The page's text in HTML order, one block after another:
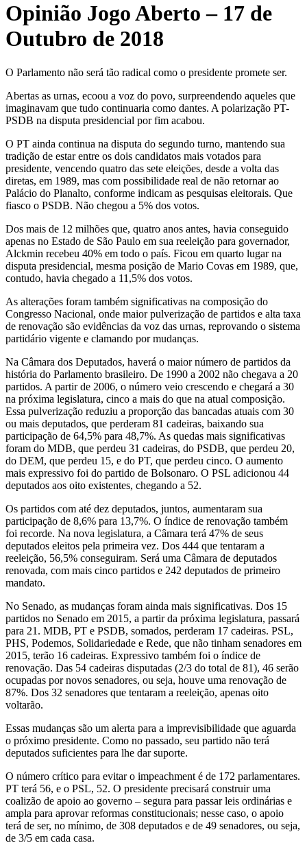
Opinião Jogo Aberto – 17 de
Outubro de 2018
O Parlamento não será tão radical como o presidente promete ser.
Abertas as urnas, ecoou a voz do povo, surpreendendo aqueles que
imaginavam que tudo continuaria como dantes. A polarização PT-
PSDB na disputa presidencial por fim acabou.
O PT ainda continua na disputa do segundo turno, mantendo sua
tradição de estar entre os dois candidatos mais votados para
presidente, vencendo quatro das sete eleições, desde a volta das
diretas, em 1989, mas com possibilidade real de não retornar ao
Palácio do Planalto, conforme indicam as pesquisas eleitorais. Que
fiasco o PSDB. Não chegou a 5% dos votos.
Dos mais de 12 milhões que, quatro anos antes, havia conseguido
apenas no Estado de São Paulo em sua reeleição para governador,
Alckmin recebeu 40% em todo o país. Ficou em quarto lugar na
disputa presidencial, mesma posição de Mario Covas em 1989, que,
contudo, havia chegado a 11,5% dos votos.
As alterações foram também significativas na composição do
Congresso Nacional, onde maior pulverização de partidos e alta taxa
de renovação são evidências da voz das urnas, reprovando o sistema
partidário vigente e clamando por mudanças.
Na Câmara dos Deputados, haverá o maior número de partidos da
história do Parlamento brasileiro. De 1990 a 2002 não chegava a 20
partidos. A partir de 2006, o número veio crescendo e chegará a 30
na próxima legislatura, cinco a mais do que na atual composição.
Essa pulverização reduziu a proporção das bancadas atuais com 30
ou mais deputados, que perderam 81 cadeiras, baixando sua
participação de 64,5% para 48,7%. As quedas mais significativas
foram do MDB, que perdeu 31 cadeiras, do PSDB, que perdeu 20,
do DEM, que perdeu 15, e do PT, que perdeu cinco. O aumento
mais expressivo foi do partido de Bolsonaro. O PSL adicionou 44
deputados aos oito existentes, chegando a 52.
Os partidos com até dez deputados, juntos, aumentaram sua
participação de 8,6% para 13,7%. O índice de renovação também
foi recorde. Na nova legislatura, a Câmara terá 47% de seus
deputados eleitos pela primeira vez. Dos 444 que tentaram a
reeleição, 56,5% conseguiram. Será uma Câmara de deputados
renovada, com mais cinco partidos e 242 deputados de primeiro
mandato.
No Senado, as mudanças foram ainda mais significativas. Dos 15
partidos no Senado em 2015, a partir da próxima legislatura, passará
para 21. MDB, PT e PSDB, somados, perderam 17 cadeiras. PSL,
PHS, Podemos, Solidariedade e Rede, que não tinham senadores em
2015, terão 16 cadeiras. Expressivo também foi o índice de
renovação. Das 54 cadeiras disputadas (2/3 do total de 81), 46 serão
ocupadas por novos senadores, ou seja, houve uma renovação de
87%. Dos 32 senadores que tentaram a reeleição, apenas oito
voltarão.
Essas mudanças são um alerta para a imprevisibilidade que aguarda
o próximo presidente. Como no passado, seu partido não terá
deputados suficientes para lhe dar suporte.
O número crítico para evitar o impeachment é de 172 parlamentares.
PT terá 56, e o PSL, 52. O presidente precisará construir uma
coalizão de apoio ao governo – segura para passar leis ordinárias e
ampla para aprovar reformas constitucionais; nesse caso, o apoio
terá de ser, no mínimo, de 308 deputados e de 49 senadores, ou seja,
de 3/5 em cada casa.